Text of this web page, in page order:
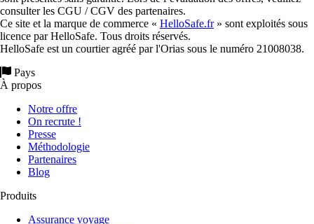
consulter les CGU / CGV des partenaires.
Ce site et la marque de commerce « HelloSafe.fr» sont exploités sous
licence par HelloSafe. Tous droits réservés.
HelloSafe est un courtier agréé par l'Orias sous le numéro 21008038.
Pays
À propos
Notre offre
On recrute !
Presse
Méthodologie
Partenaires
Blog
Produits
Assurance voyage